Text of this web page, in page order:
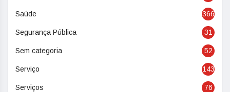
Saúde 366
Segurança Pública 31
Sem categoria 52
Serviço 143
Serviços 76